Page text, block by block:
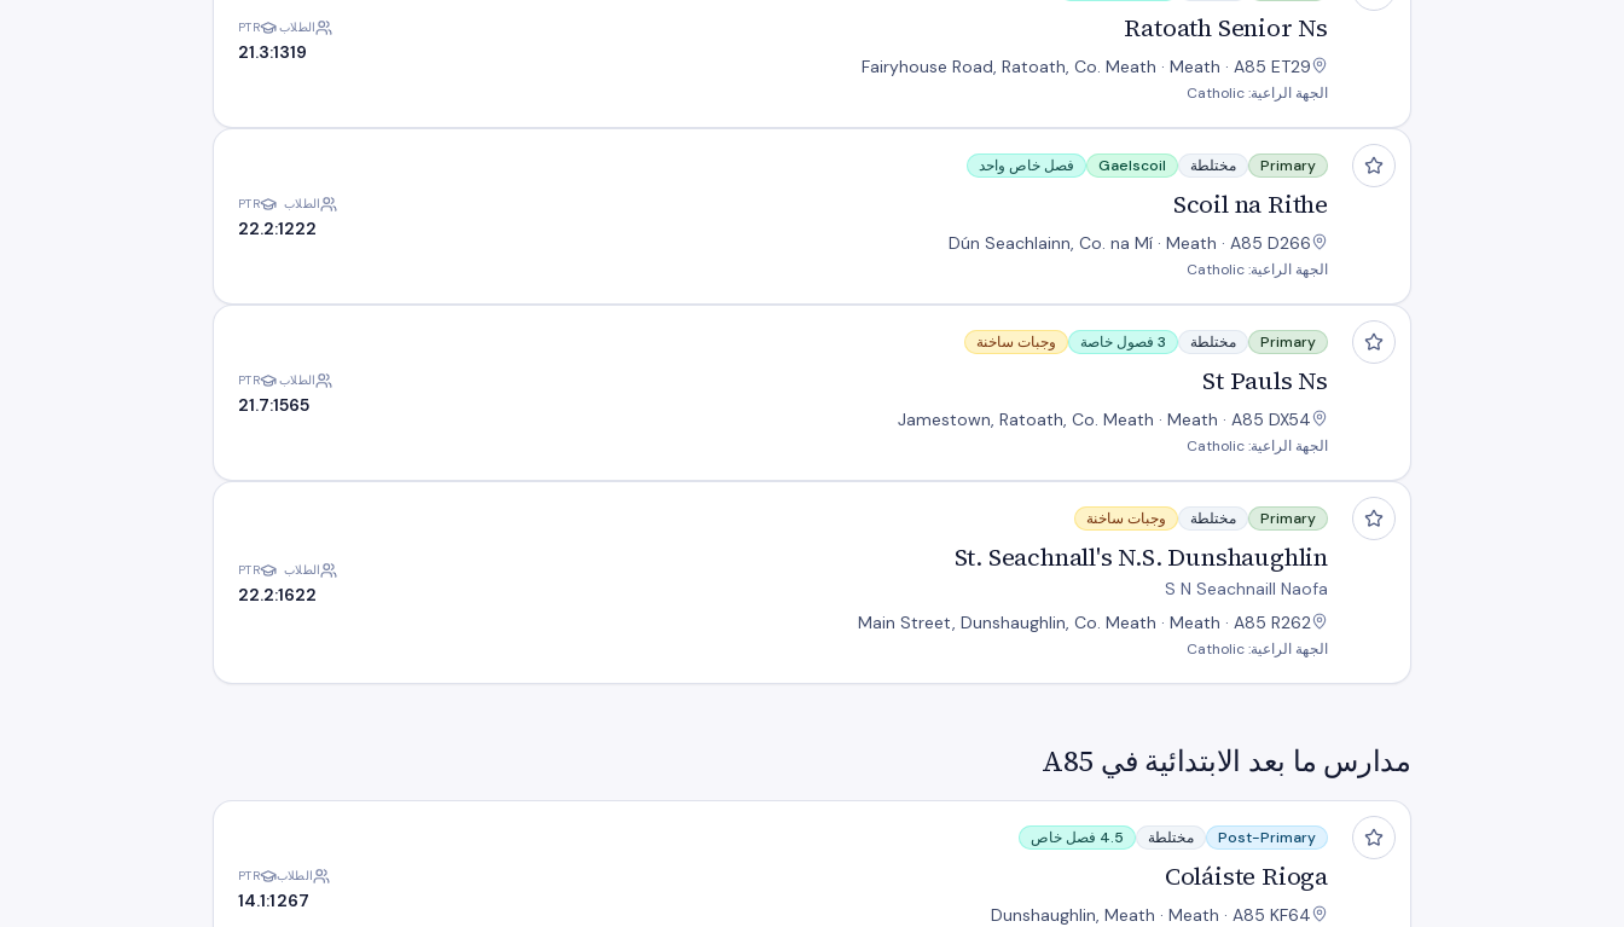
Ratoath Senior Ns
Fairyhouse Road, Ratoath, Co. Meath · Meath · A85 ET29
الجهة الراعية: Catholic
الطلاب
319
PTR
21.3:1
Scoil na Rithe
Primary مختلطة Gaelscoil فصل خاص واحد
Scoil na Rithe
Dún Seachlainn, Co. na Mí · Meath · A85 D266
الجهة الراعية: Catholic
الطلاب
222
PTR
22.2:1
St Pauls Ns
Primary مختلطة 3 فصول خاصة وجبات ساخنة
St Pauls Ns
Jamestown, Ratoath, Co. Meath · Meath · A85 DX54
الجهة الراعية: Catholic
الطلاب
565
PTR
21.7:1
St. Seachnall's N.S. Dunshaughlin
Primary مختلطة وجبات ساخنة
St. Seachnall's N.S. Dunshaughlin
S N Seachnaill Naofa
Main Street, Dunshaughlin, Co. Meath · Meath · A85 R262
الجهة الراعية: Catholic
الطلاب
622
PTR
22.2:1
مدارس ما بعد الابتدائية في A85
Coláiste Rioga
Post-Primary مختلطة 4.5 فصل خاص
Coláiste Rioga
Dunshaughlin, Meath · Meath · A85 KF64
الطلاب
267
PTR
14.1:1